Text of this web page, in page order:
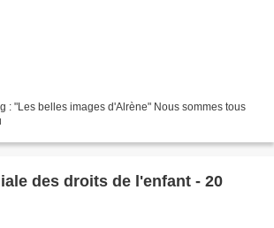
: "Les belles images d'Alrène" Nous sommes tous
des droits de l'enfant - 20